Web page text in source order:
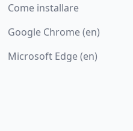
Come installare
Google Chrome (en)
Microsoft Edge (en)